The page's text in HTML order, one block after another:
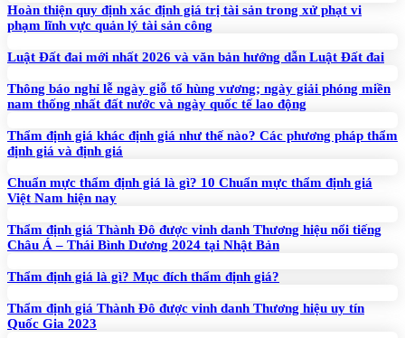
Hoàn thiện quy định xác định giá trị tài sản trong xử phạt vi
phạm lĩnh vực quản lý tài sản công
Luật Đất đai mới nhất 2026 và văn bản hướng dẫn Luật Đất đai
Thông báo nghỉ lễ ngày giỗ tổ hùng vương; ngày giải phóng miền
nam thống nhất đất nước và ngày quốc tế lao động
Thẩm định giá khác định giá như thế nào? Các phương pháp thẩm
định giá và định giá
Chuẩn mực thẩm định giá là gì? 10 Chuẩn mực thẩm định giá
Việt Nam hiện nay
Thẩm định giá Thành Đô được vinh danh Thương hiệu nổi tiếng
Châu Á – Thái Bình Dương 2024 tại Nhật Bản
Thẩm định giá là gì? Mục đích thẩm định giá?
Thẩm định giá Thành Đô được vinh danh Thương hiệu uy tín
Quốc Gia 2023